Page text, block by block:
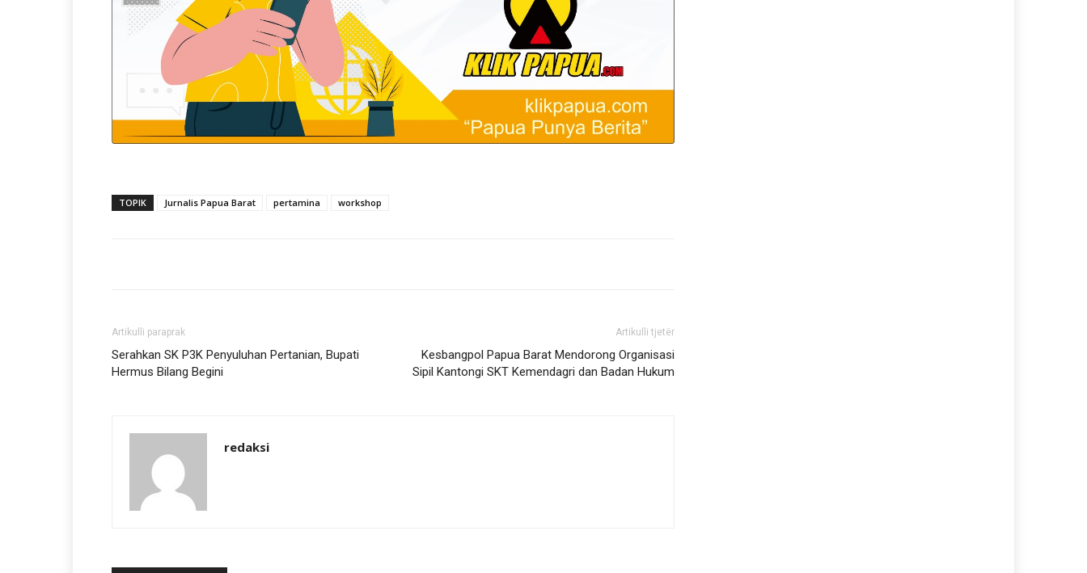
TOPIK Jurnalis Papua Barat pertamina workshop
Artikulli paraprak
Serahkan SK P3K Penyuluhan Pertanian, Bupati
Hermus Bilang Begini
Artikulli tjetër
Kesbangpol Papua Barat Mendorong Organisasi
Sipil Kantongi SKT Kemendagri dan Badan Hukum
redaksi